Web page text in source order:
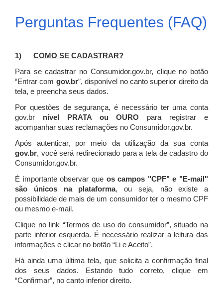
Perguntas Frequentes (FAQ)
1) COMO SE CADASTRAR?
Para se cadastrar no Consumidor.gov.br, clique no botão
“Entrar com gov.br”, disponível no canto superior direito da
tela, e preencha seus dados.
Por questões de segurança, é necessário ter uma conta
gov.br nível PRATA ou OURO para registrar e
acompanhar suas reclamações no Consumidor.gov.br.
Após autenticar, por meio da utilização da sua conta
gov.br, você será redirecionado para a tela de cadastro do
Consumidor.gov.br.
É importante observar que os campos "CPF" e "E-mail"
são únicos na plataforma, ou seja, não existe a
possibilidade de mais de um consumidor ter o mesmo CPF
ou mesmo e-mail.
Clique no link “Termos de uso do consumidor”, situado na
parte inferior esquerda. É necessário realizar a leitura das
informações e clicar no botão “Li e Aceito”.
Há ainda uma última tela, que solicita a confirmação final
dos seus dados. Estando tudo correto, clique em
“Confirmar”, no canto inferior direito.